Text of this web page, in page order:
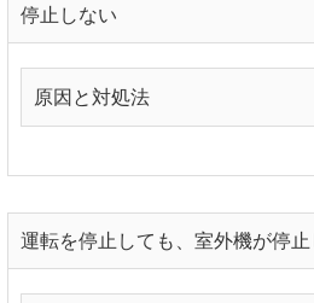
停止しない
原因と対処法
運転を停止しても、室外機が停止